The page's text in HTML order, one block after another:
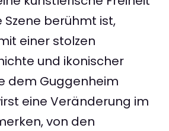
berühmt ist,
einer stolzen
und ikonischer
dem Guggenheim
eine Veränderung im
von den